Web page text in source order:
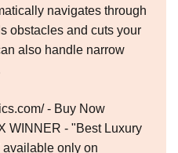
navigates through
obstacles and cuts your
also handle narrow
- Buy Now
WINNER - "Best Luxury
only on